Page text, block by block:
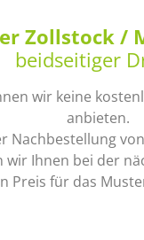
Zollstock /
beidseitiger
wir keine
anbieten.
Nachbestellung
wir Ihnen bei der
Preis für das